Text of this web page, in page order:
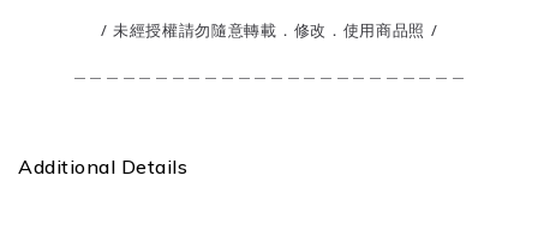
/ 未經授權請勿隨意轉載．修改．使用商品照 /
Additional Details